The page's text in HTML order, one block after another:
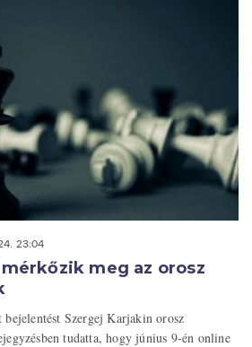
23:04
meg az orosz
Szergej Karjakin orosz
tudatta, hogy június 9-én online